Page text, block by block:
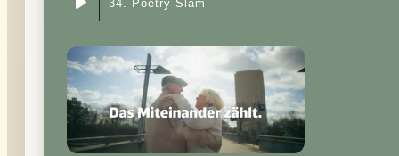
34. Poetry Slam